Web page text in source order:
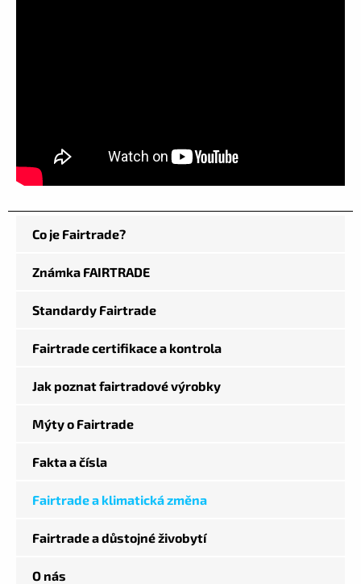
Co je Fairtrade?
Známka FAIRTRADE
Standardy Fairtrade
Fairtrade certifikace a kontrola
Jak poznat fairtradové výrobky
Mýty o Fairtrade
Fakta a čísla
Fairtrade a klimatická změna
Fairtrade a důstojné živobytí
O nás